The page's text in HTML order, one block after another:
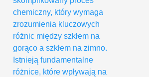
chemiczny, który wymaga
zrozumienia kluczowych
różnic między szkłem na
gorąco a szkłem na zimno.
Istnieją fundamentalne
różnice, które wpływają na